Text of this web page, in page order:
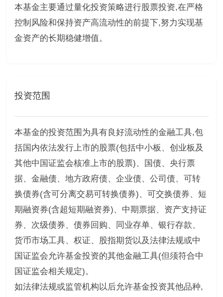
本基金主要通过量化投资策略进行股票投资,在严格
控制风险和保持资产高流动性的前提下,努力实现基
金资产的长期稳健增值。
投资范围
本基金的投资范围为具有良好流动性的金融工具,包
括国内依法发行上市的股票(包括中小板、创业板及
其他中国证监会核准上市的股票)、国债、央行票
据、金融债、地方政府债、企业债、公司债、可转
换债券(含可分离交易可转换债券)、可交换债券、短
期融资券(含超短期融资券)、中期票据、资产支持证
券、次级债券、债券回购、同业存单、银行存款、
货币市场工具、权证、股指期货以及法律法规或中
国证监会允许基金投资的其他金融工具(但须符合中
国证监会相关规定)。
如法律法规或监管机构以后允许基金投资其他品种,